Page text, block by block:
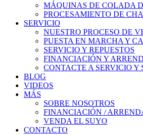
MÁQUINAS DE COLADA
PROCESAMIENTO DE
SERVICIO
NUESTRO PROCESO DE
PUESTA EN MARCHA Y
SERVICIO Y REPUESTOS
FINANCIACIÓN Y
CONTACTE A SERVICIO Y
BLOG
VIDEOS
MÁS
SOBRE NOSOTROS
FINANCIACIÓN /
VENDA EL SUYO
CONTACTO